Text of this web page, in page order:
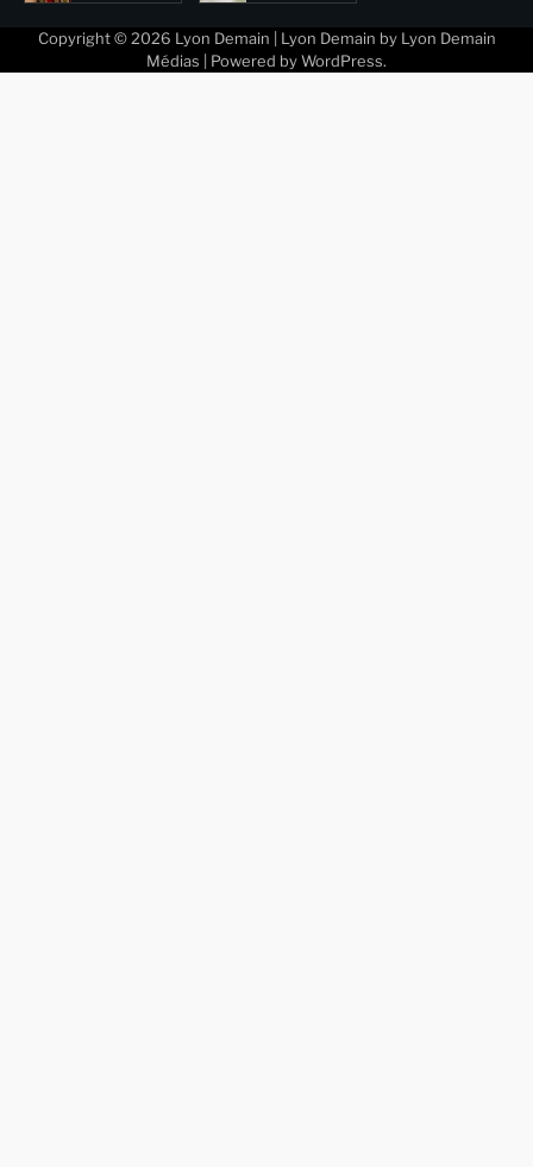
Copyright © 2026 Lyon Demain | Lyon Demain by Lyon Demain
Médias | Powered by WordPress.